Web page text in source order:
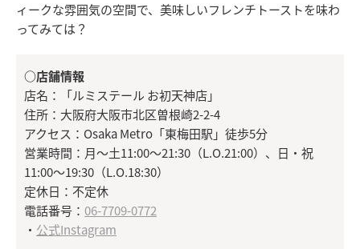
ィークな雰囲気の空間で、美味しいフレンチトーストを味わ
ってみては？
○店舗情報
店名：「ルミステール お初天神店」
住所：大阪府大阪市北区曽根崎2-2-4
アクセス：Osaka Metro「東梅田駅」徒歩5分
営業時間：月～土11:00～21:30（L.O.21:00）、日・祝
11:00～19:30（L.O.18:30）
定休日：不定休
電話番号： 06-7709-0772
・ 公式Instagram